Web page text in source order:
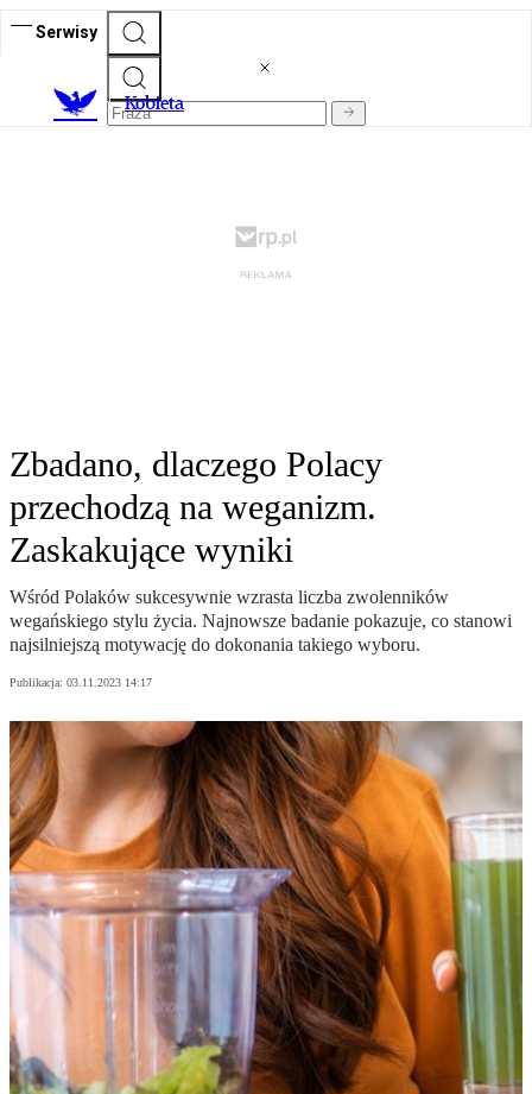
Serwisy
Kobieta
Zbadano, dlaczego Polacy
przechodzą na weganizm.
Zaskakujące wyniki
Wśród Polaków sukcesywnie wzrasta liczba zwolenników
wegańskiego stylu życia. Najnowsze badanie pokazuje, co stanowi
najsilniejszą motywację do dokonania takiego wyboru.
Publikacja: 03.11.2023 14:17